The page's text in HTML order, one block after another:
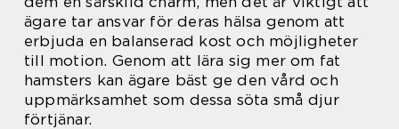
ägare tar ansvar för deras hälsa genom att
erbjuda en balanserad kost och möjligheter
till motion. Genom att lära sig mer om fat
hamsters kan ägare bäst ge den vård och
uppmärksamhet som dessa söta små djur
förtjänar.